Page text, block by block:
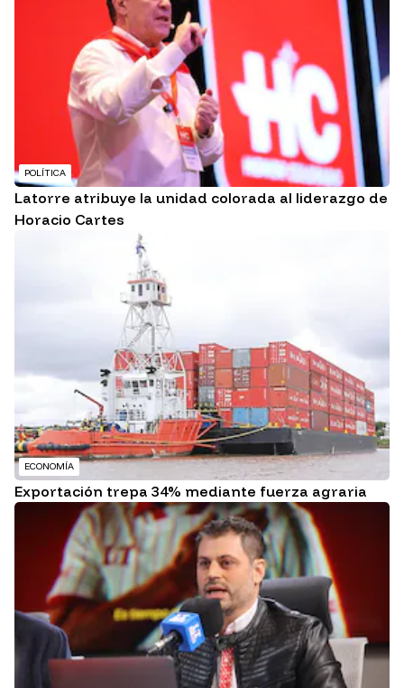
POLÍTICA
Latorre atribuye la unidad colorada al liderazgo de
Horacio Cartes
ECONOMÍA
Exportación trepa 34% mediante fuerza agraria